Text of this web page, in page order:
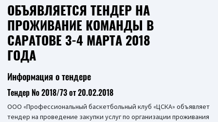
ОБЪЯВЛЯЕТСЯ ТЕНДЕР НА
ПРОЖИВАНИЕ КОМАНДЫ В
САРАТОВЕ 3-4 МАРТА 2018
ГОДА
Информация о тендере
Тендер № 2018/73 от 20.02.2018
ООО «Профессиональный баскетбольный клуб «ЦСКА» объявляет
тендер на проведение закупки услуг по организации проживания